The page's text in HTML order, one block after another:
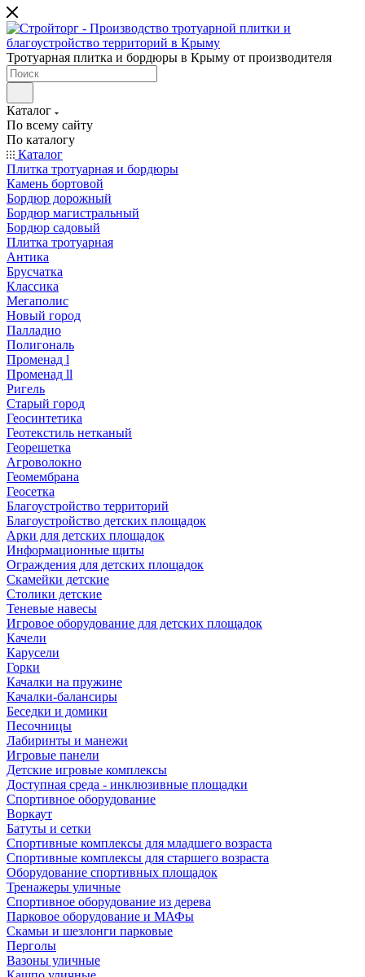
Тротуарная плитка и бордюры в Крыму от производителя
Каталог
По всему сайту
По каталогу
Каталог
Плитка тротуарная и бордюры
Камень бортовой
Бордюр дорожный
Бордюр магистральный
Бордюр садовый
Плитка тротуарная
Антика
Брусчатка
Классика
Мегаполис
Новый город
Палладио
Полигональ
Променад l
Променад ll
Ригель
Старый город
Геосинтетика
Геотекстиль нетканый
Георешетка
Агроволокно
Геомембрана
Геосетка
Благоустройство территорий
Благоустройство детских площадок
Арки для детских площадок
Информационные щиты
Ограждения для детских площадок
Скамейки детские
Столики детские
Теневые навесы
Игровое оборудование для детских площадок
Качели
Карусели
Горки
Качалки на пружине
Качалки-балансиры
Беседки и домики
Песочницы
Лабиринты и манежи
Игровые панели
Детские игровые комплексы
Доступная среда - инклюзивные площадки
Спортивное оборудование
Воркаут
Батуты и сетки
Спортивные комплексы для младшего возраста
Спортивные комплексы для старшего возраста
Оборудование спортивных площадок
Тренажеры уличные
Спортивное оборудование из дерева
Парковое оборудование и МАФы
Скамьи и шезлонги парковые
Перголы
Вазоны уличные